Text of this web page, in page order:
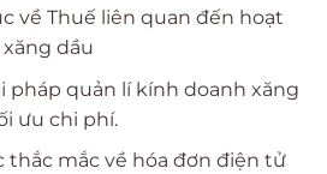
về Thuế liên quan đến hoạt
dầu
pháp quản lí kính doanh xăng
ưu chi phí.
thắc mắc về hóa đơn điện tử